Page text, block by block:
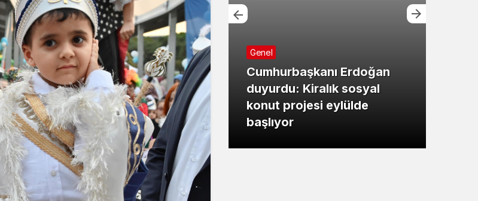
Bursa Bölge
Manda Köyü’nün 50 yıllık
üreticisi manda sucuğu ve
yoğurduyla fark oluşturdu
Genel
Cumhurbaşkanı Erdoğan
duyurdu: Kiralık sosyal
konut projesi eylülde
başlıyor